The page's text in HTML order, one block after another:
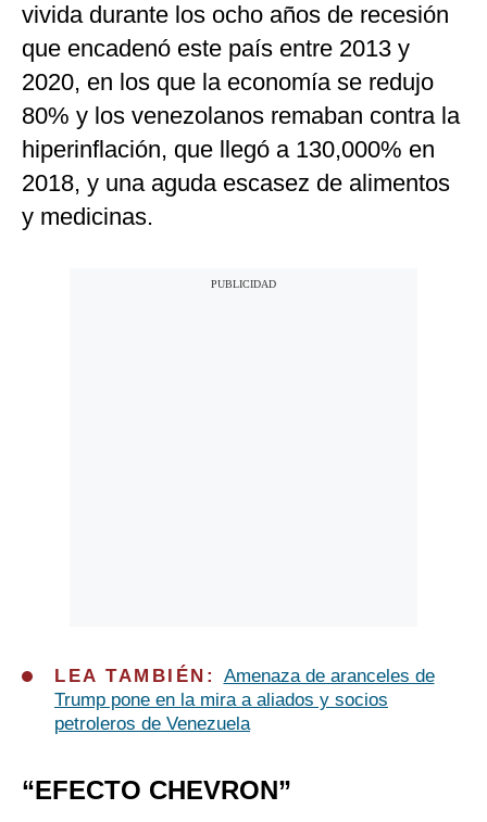
vivida durante los ocho años de recesión
que encadenó este país entre 2013 y
2020, en los que la economía se redujo
80% y los venezolanos remaban contra la
hiperinflación, que llegó a 130,000% en
2018, y una aguda escasez de alimentos
y medicinas.
LEA TAMBIÉN: Amenaza de aranceles de
Trump pone en la mira a aliados y socios
petroleros de Venezuela
“EFECTO CHEVRON”